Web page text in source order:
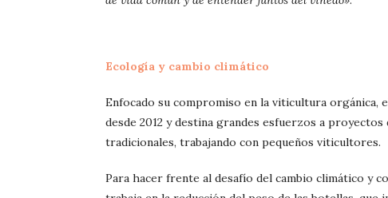
Ecología y cambio climático
Enfocado su compromiso en la viticultura orgánica,
desde 2012 y destina grandes esfuerzos a
tradicionales, trabajando con pequeños viticultores.
Para hacer frente al desafío del cambio climático y